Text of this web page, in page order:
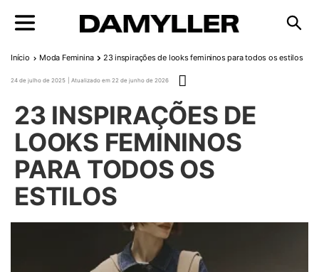
Início Moda Feminina 23 inspirações de looks femininos para todos os estilos
23 INSPIRAÇÕES DE
LOOKS FEMININOS
PARA TODOS OS
ESTILOS
24 de julho de 2025
22 de junho de 2026